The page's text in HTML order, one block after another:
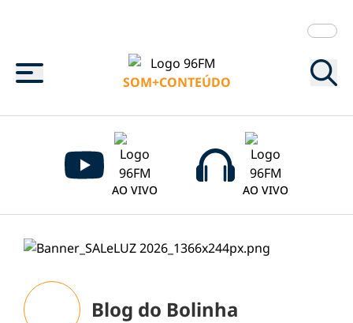
Menu
SOM+CONTEÚDO
AO VIVO AO VIVO
Blog do Bolinha